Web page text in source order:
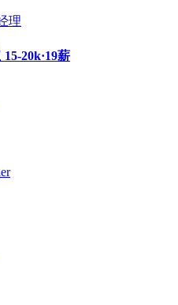
理
15-20k·19薪